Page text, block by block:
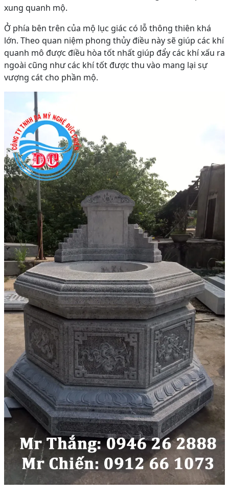
xung quanh mộ.
Ở phía bên trên của mộ lục giác có lỗ thông thiên khá
lớn. Theo quan niệm phong thủy điều này sẽ giúp các khí
quanh mô được điều hòa tốt nhất giúp đẩy các khí xấu ra
ngoài cũng như các khí tốt được thu vào mang lại sự
vượng cát cho phần mộ.